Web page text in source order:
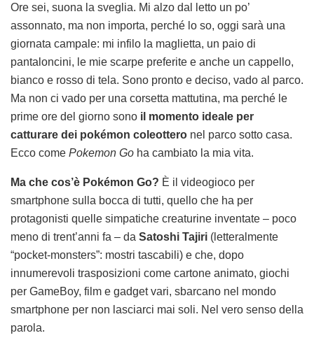
Ore sei, suona la sveglia. Mi alzo dal letto un po’
assonnato, ma non importa, perché lo so, oggi sarà una
giornata campale: mi infilo la maglietta, un paio di
pantaloncini, le mie scarpe preferite e anche un cappello,
bianco e rosso di tela. Sono pronto e deciso, vado al parco.
Ma non ci vado per una corsetta mattutina, ma perché le
prime ore del giorno sono il momento ideale per
catturare dei pokémon coleottero nel parco sotto casa.
Ecco come Pokemon Go ha cambiato la mia vita.
Ma che cos’è Pokémon Go? È il videogioco per
smartphone sulla bocca di tutti, quello che ha per
protagonisti quelle simpatiche creaturine inventate – poco
meno di trent’anni fa – da Satoshi Tajiri (letteralmente
“pocket-monsters”: mostri tascabili) e che, dopo
innumerevoli trasposizioni come cartone animato, giochi
per GameBoy, film e gadget vari, sbarcano nel mondo
smartphone per non lasciarci mai soli. Nel vero senso della
parola.